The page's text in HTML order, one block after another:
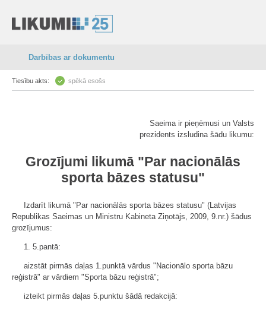
Darbības ar dokumentu
Tiesību akts: spēkā esošs
Saeima ir pieņēmusi un Valsts
prezidents izsludina šādu likumu:
Grozījumi likumā "Par nacionālās
sporta bāzes statusu"
Izdarīt likumā "Par nacionālās sporta bāzes statusu" (Latvijas
Republikas Saeimas un Ministru Kabineta Ziņotājs, 2009, 9.nr.) šādus
grozījumus:
1. 5.pantā:
aizstāt pirmās daļas 1.punktā vārdus "Nacionālo sporta bāzu
reģistrā" ar vārdiem "Sporta bāzu reģistrā";
izteikt pirmās daļas 5.punktu šādā redakcijā: